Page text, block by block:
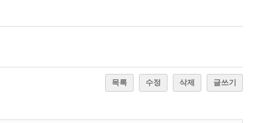
목록 수정 삭제 글쓰기